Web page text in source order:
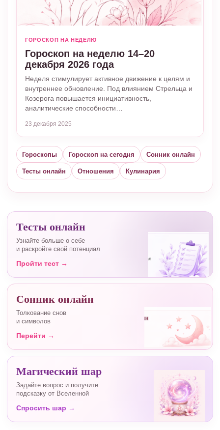
ГОРОСКОП НА НЕДЕЛЮ
Гороскоп на неделю 14–20
декабря 2026 года
Неделя стимулирует активное движение к целям и
внутреннее обновление. Под влиянием Стрельца и
Козерога повышается инициативность,
аналитические способности…
23 декабря 2025
Гороскопы Гороскоп на сегодня Сонник онлайн
Тесты онлайн Отношения Кулинария
Тесты онлайн
Узнайте больше о себе
и раскройте свой потенциал
Пройти тест →
Сонник онлайн
Толкование снов
и символов
Перейти →
Магический шар
Задайте вопрос и получите
подсказку от Вселенной
Спросить шар →